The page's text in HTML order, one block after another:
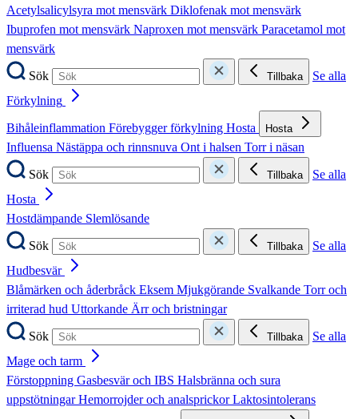
Acetylsalicylsyra mot mensvärk Diklofenak mot mensvärk
Ibuprofen mot mensvärk Naproxen mot mensvärk Paracetamol mot
mensvärk
Sök
Tillbaka
Se alla
Förkylning
Bihåleinflammation Förebygger förkylning Hosta Hosta
Influensa Nästäppa och rinnsnuva Ont i halsen Torr i näsan
Sök
Tillbaka
Se alla
Hosta
Hostdämpande Slemlösande
Sök
Tillbaka
Se alla
Hudbesvär
Blåmärken och åderbråck Eksem Mjukgörande Svalkande Torr och
irriterad hud Uttorkande Ärr och bristningar
Sök
Tillbaka
Se alla
Mage och tarm
Förstoppning Gasbesvär och IBS Halsbränna och sura
uppstötningarHemorrojder och analsprickorLaktosintolerans